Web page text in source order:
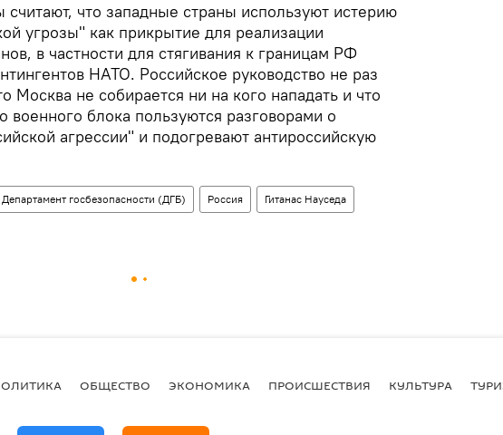
считают, что западные страны используют истерию
угрозы" как прикрытие для реализации
в частности для стягивания к границам РФ
НАТО. Российское руководство не раз
Москва не собирается ни на кого нападать и что
военного блока пользуются разговорами о
агрессии" и подогревают антироссийскую
Департамент госбезопасности (ДГБ) Россия Гитанас Науседа
ОБЩЕСТВО ЭКОНОМИКА ПРОИСШЕСТВИЯ КУЛЬТУРА